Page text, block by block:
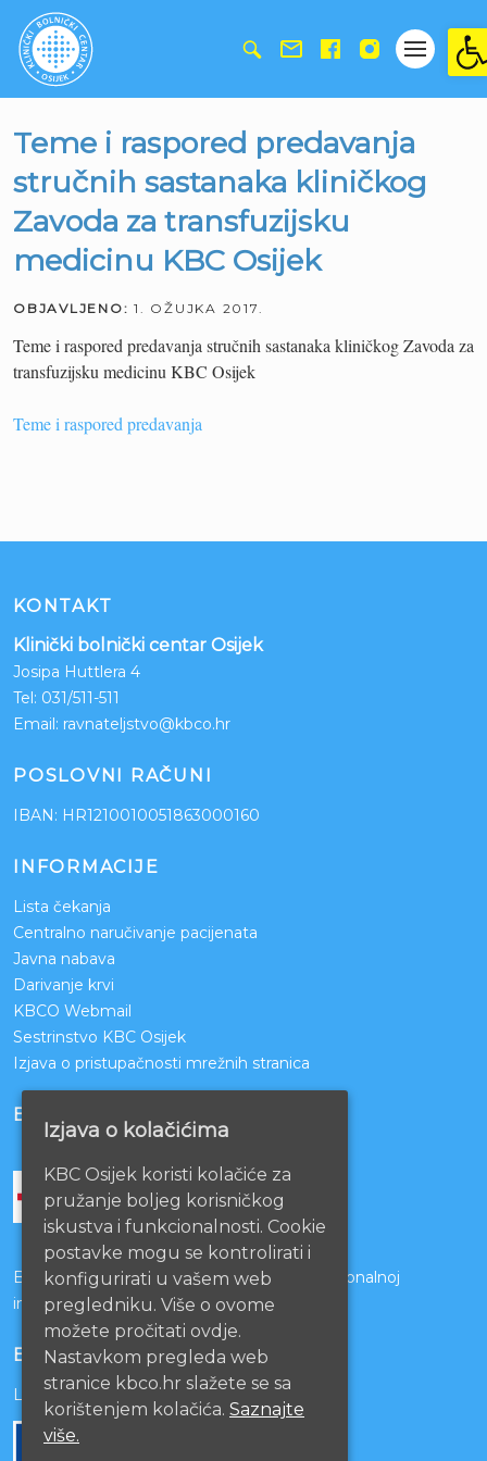
Teme i raspored predavanja
stručnih sastanaka kliničkog
Zavoda za transfuzijsku
medicinu KBC Osijek
OBJAVLJENO: 1. OŽUJKA 2017.
Teme i raspored predavanja stručnih sastanaka kliničkog Zavoda za
transfuzijsku medicinu KBC Osijek
Teme i raspored predavanja
KONTAKT
Klinički bolnički centar Osijek
Josipa Huttlera 4
Tel: 031/511-511
Email: ravnateljstvo@kbco.hr
POSLOVNI RAČUNI
IBAN: HR1210010051863000160
INFORMACIJE
Lista čekanja
Centralno naručivanje pacijenata
Javna nabava
Darivanje krvi
KBCO Webmail
Sestrinstvo KBC Osijek
Izjava o pristupačnosti mrežnih stranica
BOLNICE PARTNERI
Bolnice s kojima je potpisan ugovor o funkcionalnoj
integraciji
EU PROJEKTI
Lista projekata
Izjava o kolačićima
KBC Osijek koristi kolačiće za
pružanje boljeg korisničkog
iskustva i funkcionalnosti. Cookie
postavke mogu se kontrolirati i
konfigurirati u vašem web
pregledniku. Više o ovome
možete pročitati ovdje.
Nastavkom pregleda web
stranice kbco.hr slažete se sa
korištenjem kolačića. Saznajte
više.